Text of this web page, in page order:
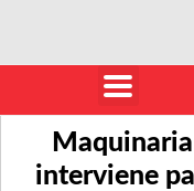
interviene